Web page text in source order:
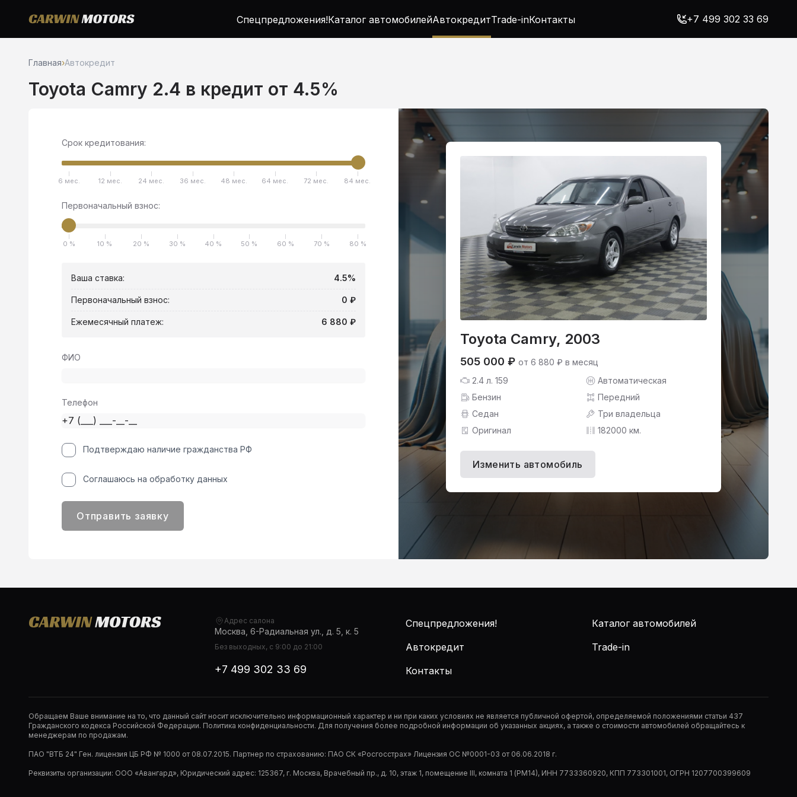
Спецпредложения!Каталог автомобилейАвтокредитTrade-inКонтакты +7 499 302 33 69
Главная›Автокредит
Toyota Camry 2.4 в кредит от 4.5%
Toyota Camry, 2003
505 000 ₽ от 6 880 ₽ в месяц
2.4 л. 159
Автоматическая
Бензин
Передний
Седан
Три владельца
Оригинал
182000 км.
Изменить автомобиль
Срок кредитования:
6 мес. 12 мес. 24 мес. 36 мес. 48 мес. 64 мес. 72 мес. 84 мес.
Первоначальный взнос:
0 % 10 % 20 % 30 % 40 % 50 % 60 % 70 % 80 %
Ваша ставка: 4.5%
Первоначальный взнос: 0 ₽
Ежемесячный платеж: 6 880 ₽
ФИО
Телефон
Подтверждаю наличие гражданства РФ
Соглашаюсь на обработку данных
Отправить заявку
Адрес салона
Москва, 6-Радиальная ул., д. 5, к. 5
Без выходных, с 9:00 до 21:00
+7 499 302 33 69
Спецпредложения!
Каталог автомобилей
Автокредит
Trade-in
Контакты
Обращаем Ваше внимание на то, что данный сайт носит исключительно информационный характер и ни при каких условиях не является публичной офертой, определяемой положениями статьи 437
Гражданского кодекса Российской Федерации. Политика конфиденциальности. Для получения более подробной информации об указанных акциях, а также о стоимости автомобилей обращайтесь к
менеджерам по продажам.
ПАО "ВТБ 24" Ген. лицензия ЦБ РФ № 1000 от 08.07.2015. Партнер по страхованию: ПАО СК «Росгосстрах» Лицензия ОС №0001-03 от 06.06.2018 г.
Реквизиты организации: ООО «Авангард», Юридический адрес: 125367, г. Москва, Врачебный пр., д. 10, этаж 1, помещение III, комната 1 (РМ14), ИНН 7733360920, КПП 773301001, ОГРН 1207700399609